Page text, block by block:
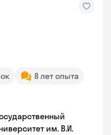
8 лет опыта
им. В.И.